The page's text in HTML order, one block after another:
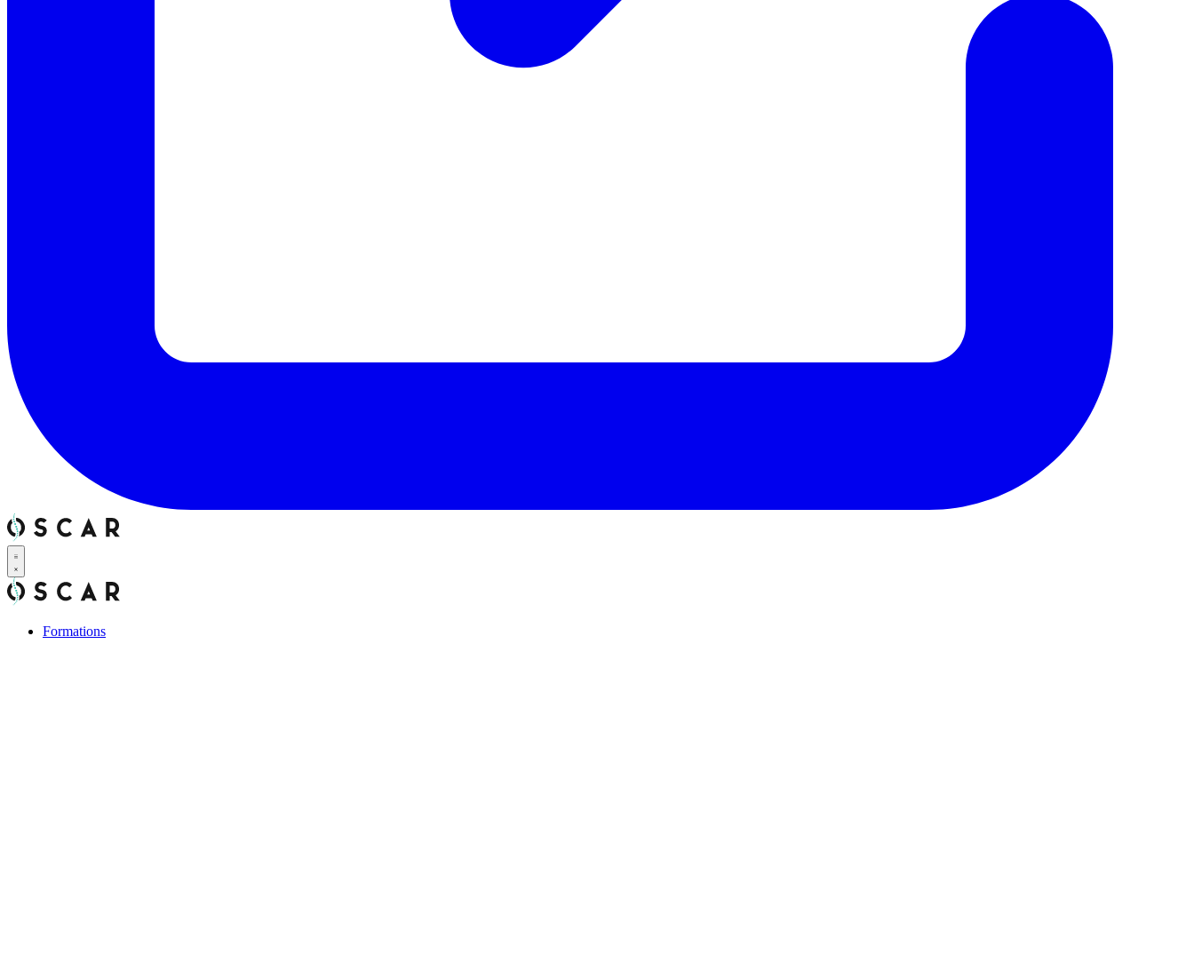
Formations